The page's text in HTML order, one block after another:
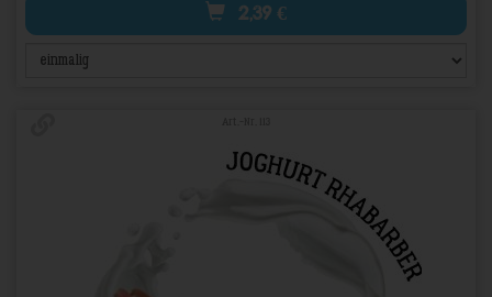
2,39 €